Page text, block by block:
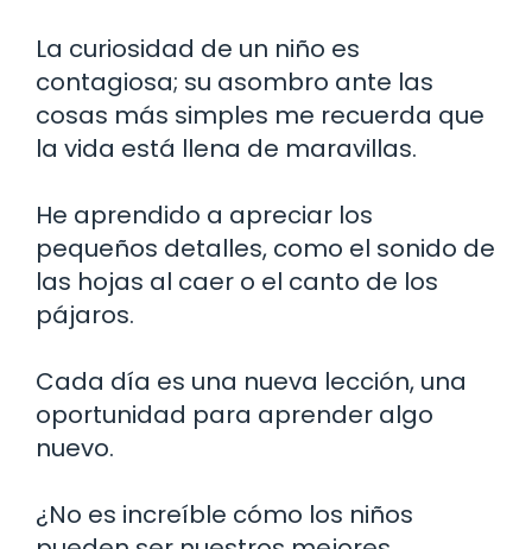
La curiosidad de un niño es
contagiosa; su asombro ante las
cosas más simples me recuerda que
la vida está llena de maravillas.
He aprendido a apreciar los
pequeños detalles, como el sonido de
las hojas al caer o el canto de los
pájaros.
Cada día es una nueva lección, una
oportunidad para aprender algo
nuevo.
¿No es increíble cómo los niños